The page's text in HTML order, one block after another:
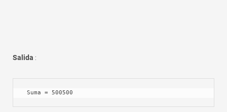
Salida :
Suma = 500500